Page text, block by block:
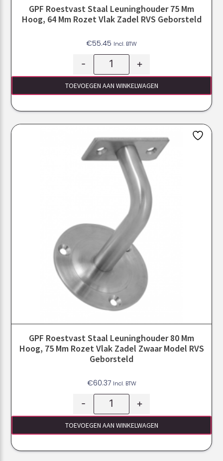
GPF Roestvast Staal Leuninghouder 75 Mm
Hoog, 64 Mm Rozet Vlak Zadel RVS Geborsteld
€55.45 Incl. BTW
- +
TOEVOEGEN AAN WINKELWAGEN
GPF Roestvast Staal Leuninghouder 80 Mm
Hoog, 75 Mm Rozet Vlak Zadel Zwaar Model RVS
Geborsteld
€60.37 Incl. BTW
- +
TOEVOEGEN AAN WINKELWAGEN